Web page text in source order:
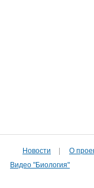
Новости
О
Видео "Биология"